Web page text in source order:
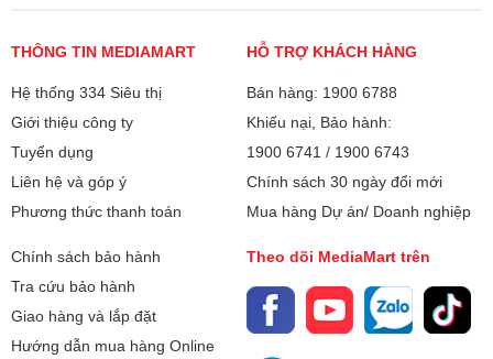
Output: 5V - 3A , 9V - 2.22A , 12V - 1.67A (Max)
THÔNG TIN MEDIAMART
Hệ thống 334 Siêu thị
Giới thiệu công ty
Tuyển dụng
Liên hệ và góp ý
Phương thức thanh toán
HỖ TRỢ KHÁCH HÀNG
Bán hàng: 1900 6788
Khiếu nại, Bảo hành:
1900 6741 / 1900 6743
Chính sách 30 ngày đổi mới
Mua hàng Dự án/ Doanh nghiệp
Chính sách bảo hành
Tra cứu bảo hành
Giao hàng và lắp đặt
Hướng dẫn mua hàng Online
Theo dõi MediaMart trên